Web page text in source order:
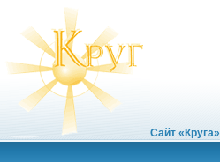
Сайт «Круга»